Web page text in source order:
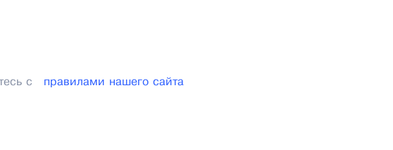
с правилами нашего сайта